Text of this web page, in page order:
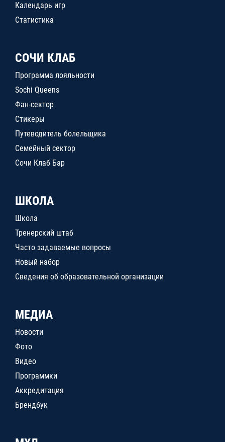
Календарь игр
Статистика
СОЧИ КЛАБ
Программа лояльности
Sochi Queens
Фан-сектор
Стикеры
Путеводитель болельщика
Семейный сектор
Сочи Клаб Бар
ШКОЛА
Школа
Тренерский штаб
Часто задаваемые вопросы
Новый набор
Сведения об образовательной организации
МЕДИА
Новости
Фото
Видео
Программки
Аккредитация
Брендбук